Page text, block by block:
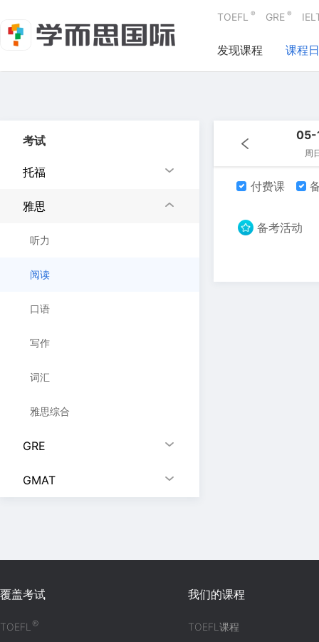
TOEFL ® GRE ®
发现课程 课程
考试
托福
雅思
听力
阅读
口语
写作
词汇
雅思综合
GRE
GMAT
05-
周
付费课
备考活动
覆盖考试
TOEFL®
我们的课程
TOEFL课程